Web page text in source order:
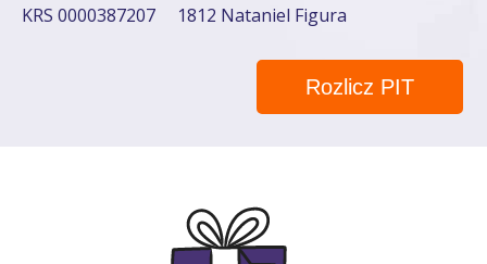
KRS 0000387207 1812 Nataniel Figura
Rozlicz PIT